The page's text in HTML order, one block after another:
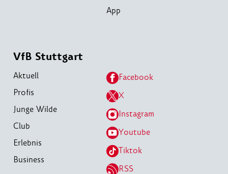
App
VfB Stuttgart
Aktuell
Profis
Junge Wilde
Club
Erlebnis
Business
Facebook
X
Instagram
Youtube
Tiktok
RSS